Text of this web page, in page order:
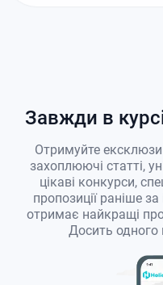
Завжди в
Отримуйте
захоплюючі статті,
цікаві конкурси,
пропозиції раніше
отримає найкращі
Досить одного